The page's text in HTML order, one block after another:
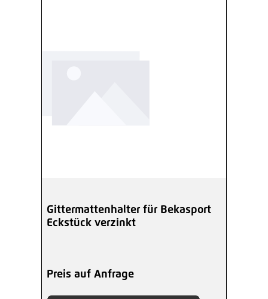
Gittermattenhalter für Bekasport
Eckstück verzinkt
Preis auf Anfrage